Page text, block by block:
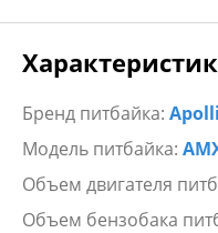
Бренд питбайка:
Модель питбайка:
Объем двигателя
Объем бензобака